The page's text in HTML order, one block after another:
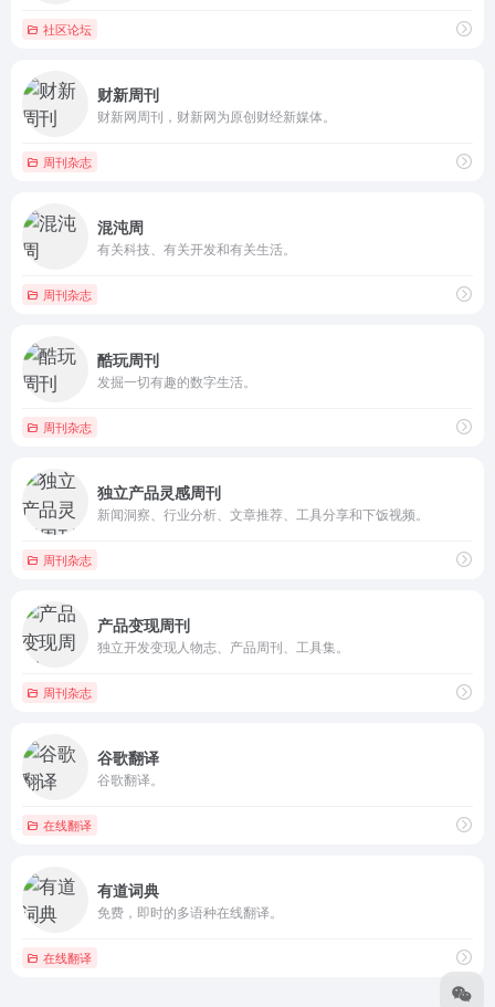
社区论坛
财新周刊
财新网周刊，财新网为原创财经新媒体。
周刊杂志
混沌周
有关科技、有关开发和有关生活。
周刊杂志
酷玩周刊
发掘一切有趣的数字生活。
周刊杂志
独立产品灵感周刊
新闻洞察、行业分析、文章推荐、工具分享和下饭视频。
周刊杂志
产品变现周刊
独立开发变现人物志、产品周刊、工具集。
周刊杂志
谷歌翻译
谷歌翻译。
在线翻译
有道词典
免费，即时的多语种在线翻译。
在线翻译